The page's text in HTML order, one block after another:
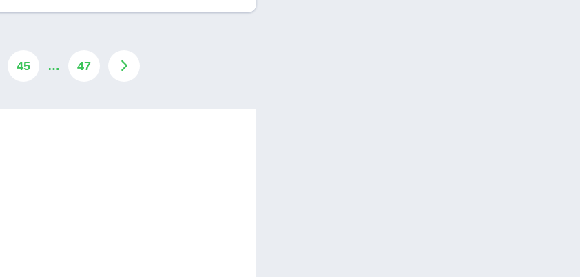
45 … 47